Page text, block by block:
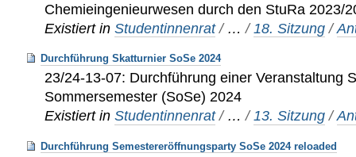
Chemieingenieurwesen durch den StuRa 2023/
Existiert in Studentinnenrat / …/ 18. Sitzung /
Durchführung Skatturnier SoSe 2024
23/24-13-07: Durchführung einer Veranstaltung
Sommersemester (SoSe) 2024
Existiert in Studentinnenrat / …/13. Sitzung /
Durchführung Semestereröffnungsparty SoSe 2024 reloaded